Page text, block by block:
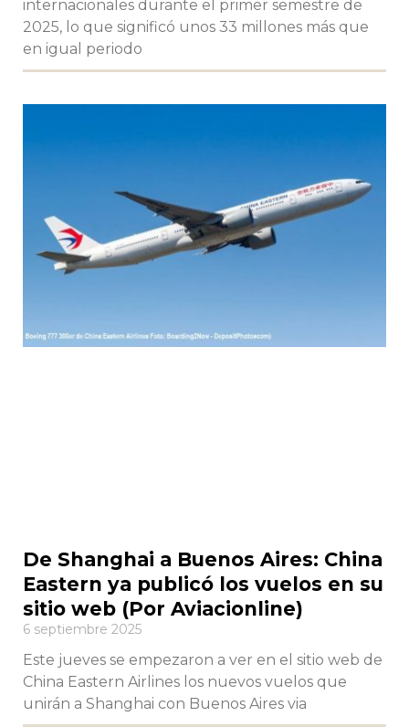
internacionales durante el primer semestre de
2025, lo que significó unos 33 millones más que
en igual periodo
De Shanghai a Buenos Aires: China
Eastern ya publicó los vuelos en su
sitio web (Por Aviacionline)
6 septiembre 2025
Este jueves se empezaron a ver en el sitio web de
China Eastern Airlines los nuevos vuelos que
unirán a Shanghai con Buenos Aires via